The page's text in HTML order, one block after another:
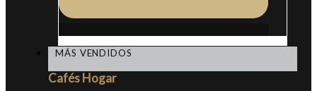
MÁS VENDIDOS
Cafés Hogar